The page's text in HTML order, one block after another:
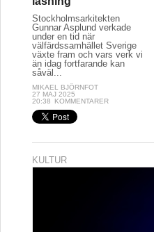
Stockholmsarkitekten
Gunnar Asplund verkade
under en tid när
välfärdssamhället Sverige
växte fram och vars verk vi
än idag fortfarande kan
såväl...
MIKAEL BJÖRNFOT
27 MAJ 2025
20:38
KOMMENTARER
KULTUR